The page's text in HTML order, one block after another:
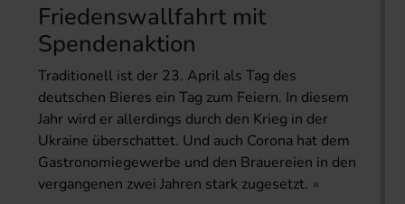
Friedenswallfahrt mit
Spendenaktion
Traditionell ist der 23. April als Tag des
deutschen Bieres ein Tag zum Feiern. In diesem
Jahr wird er allerdings durch den Krieg in der
Ukraine überschattet. Und auch Corona hat dem
Gastronomiegewerbe und den Brauereien in den
vergangenen zwei Jahren stark zugesetzt.